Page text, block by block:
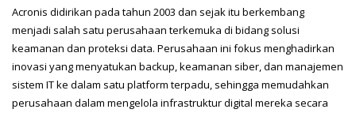
Acronis didirikan pada tahun 2003 dan sejak itu berkembang
menjadi salah satu perusahaan terkemuka di bidang solusi
keamanan dan proteksi data. Perusahaan ini fokus menghadirkan
inovasi yang menyatukan backup, keamanan siber, dan manajemen
sistem IT ke dalam satu platform terpadu, sehingga memudahkan
perusahaan dalam mengelola infrastruktur digital mereka secara